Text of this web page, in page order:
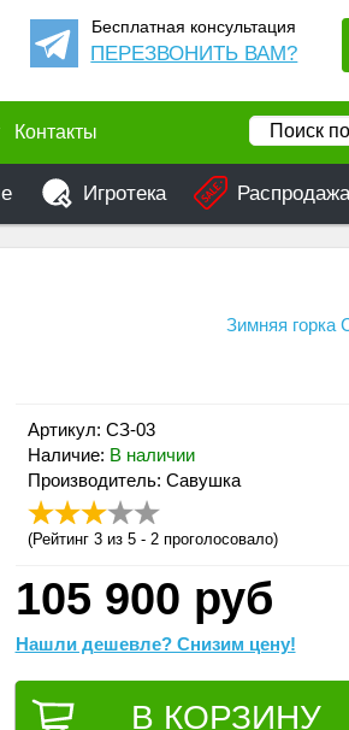
Бесплатная консультация
ПЕРЕЗВОНИТЬ ВАМ?
Контакты
Игротека Распродажа
Зимняя горка
Артикул: СЗ-03
Наличие: В наличии
Производитель: Савушка
(Рейтинг 3из 5 - 2проголосовало)
105 900 руб
Нашли дешевле? Снизим цену!